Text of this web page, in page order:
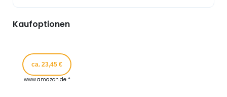
Kaufoptionen
ca. 23,45 €
www.amazon.de *